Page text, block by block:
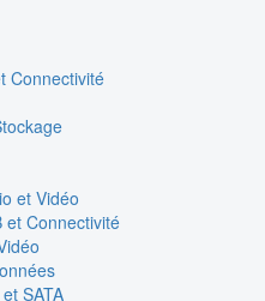
Connectivité
et Vidéo
et Connectivité
SATA